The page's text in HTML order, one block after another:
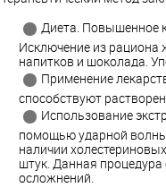
Диета. Повышенное
Исключение из рациона
напитков и шоколада.
Применение
способствуют
Использование
помощью ударной
наличии
штук. Данная
осложнений.